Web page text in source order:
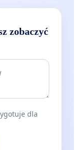
Apelujemy o
(nomen
na ludziach (i
Kraków w
słuchacze i
pasją i
i
zobaczyć
dla